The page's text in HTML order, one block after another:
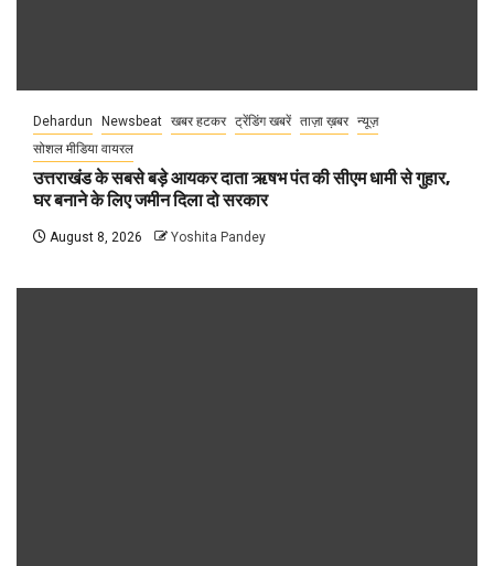
Dehardun Newsbeat खबर हटकर ट्रेंडिंग खबरें ताज़ा ख़बर न्यूज़
सोशल मीडिया वायरल
उत्तराखंड के सबसे बड़े आयकर दाता ऋषभ पंत की सीएम धामी से गुहार,
घर बनाने के लिए जमीन दिला दो सरकार
August 8, 2026 Yoshita Pandey